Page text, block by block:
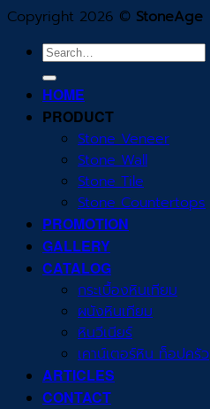
Copyright 2026 © StoneAge
Search
for:
HOME
PRODUCT
Stone Veneer
Stone Wall
Stone Tile
Stone Countertops
PROMOTION
GALLERY
CATALOG
กระเบื้องหินเทียม
ผนังหินเทียม
หินวีเนียร์
เคาน์เตอร์หิน ท็อปครัว
ARTICLES
CONTACT